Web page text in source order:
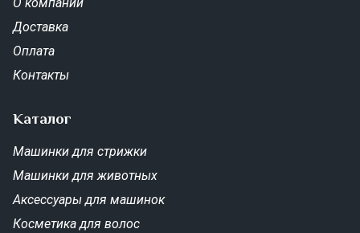
О компании
Доставка
Оплата
Контакты
Каталог
Машинки для стрижки
Машинки для животных
Аксессуары для машинок
Косметика для волос